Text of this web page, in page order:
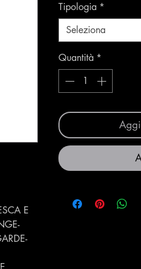
E
Tipologia *
Seleziona
Quantità *